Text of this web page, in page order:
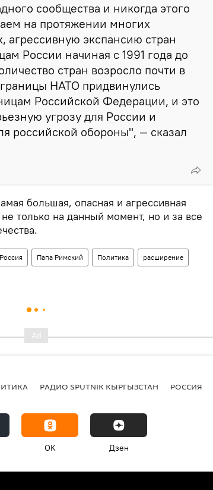
сообщества и никогда этого
на протяжении многих
агрессивную экспансию стран
России начиная с 1991 года до
стран возросло почти в
НАТО придвинулись
Российской Федерации, и это
угрозу для России и
российской обороны", — сказал
большая, опасная и агрессивная
только на данный момент, но и за все
Россия Папа Римский Политика расширение
РАДИО SPUTNIK КЫРГЫЗСТАН РОССИЯ
OK Дзен